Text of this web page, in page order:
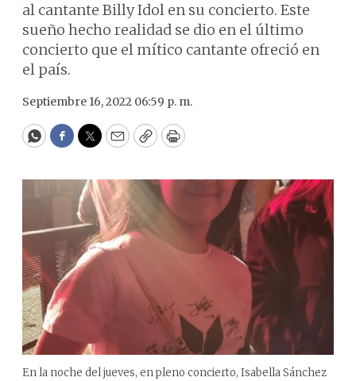
al cantante Billy Idol en su concierto. Este
sueño hecho realidad se dio en el último
concierto que el mítico cantante ofreció en
el país.
Septiembre 16, 2022 06:59 p. m.
WhatsApp
Facebook
Twitter
EmailCopyPrint
En la noche del jueves, en pleno concierto, Isabella Sánchez